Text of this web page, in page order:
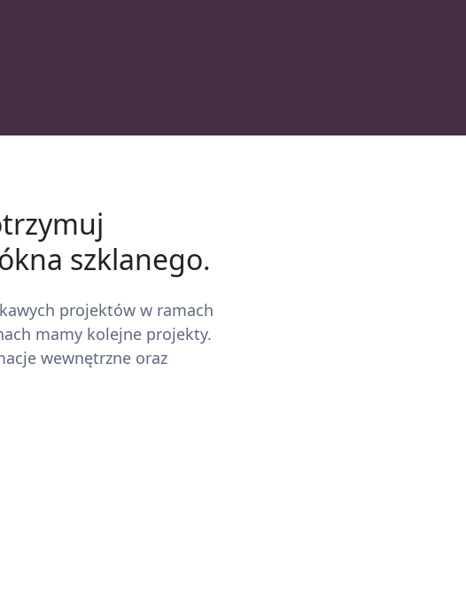
szklanego.
projektów w ramach
mamy kolejne projekty.
wewnętrzne oraz